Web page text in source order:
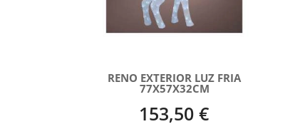
RENO EXTERIOR LUZ FRIA
77X57X32CM
153,50 €